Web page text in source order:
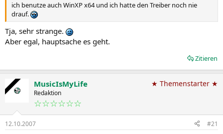
ich benutze auch WinXP x64 und ich hatte den Treiber noch nie
drauf.
Tja, sehr strange.
Aber egal, hauptsache es geht.
Zitieren
MusicIsMyLife
Redaktion
☆☆☆☆☆☆
★ Themenstarter ★
12.10.2007 #21